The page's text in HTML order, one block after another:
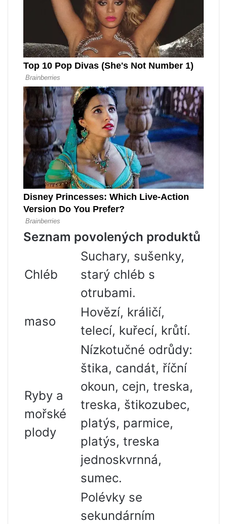
Seznam povolených produktů
Chléb
Suchary, sušenky,
starý chléb s
otrubami.
maso
Hovězí, králičí,
telecí, kuřecí, krůtí.
Ryby a
mořské
plody
Nízkotučné odrůdy:
štika, candát, říční
okoun, cejn, treska,
treska, štikozubec,
platýs, parmice,
platýs, treska
jednoskvrnná,
sumec.
Polévky se
sekundárním